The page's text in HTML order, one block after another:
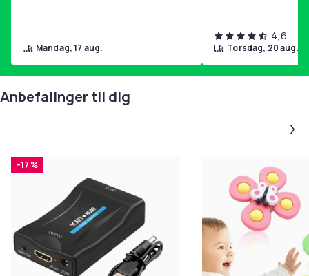
mandag, 17 aug.
4,6
torsdag, 20 aug.
Anbefalinger til dig
-17 %